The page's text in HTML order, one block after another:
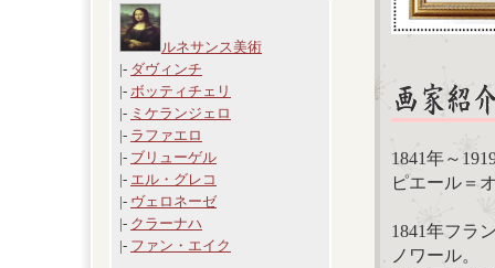
ルネサンス美術
|- ダヴィンチ
|- ボッティチェリ
|- ミケランジェロ
|- ラファエロ
|- ブリューゲル
|- エル・グレコ
|- ヴェロネーゼ
|- クラーナハ
|- ファン・エイク
1841年～
ピエール＝
1841年フラ
ノワール。